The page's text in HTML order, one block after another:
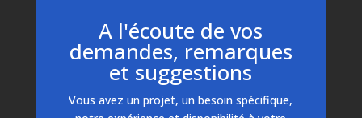
A l'écoute de vos
demandes, remarques
et suggestions
Vous avez un projet, un besoin spécifique,